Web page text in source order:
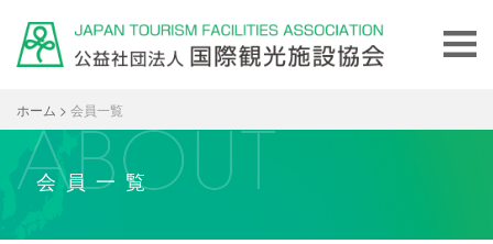
ホーム > 会員一覧
会員一覧